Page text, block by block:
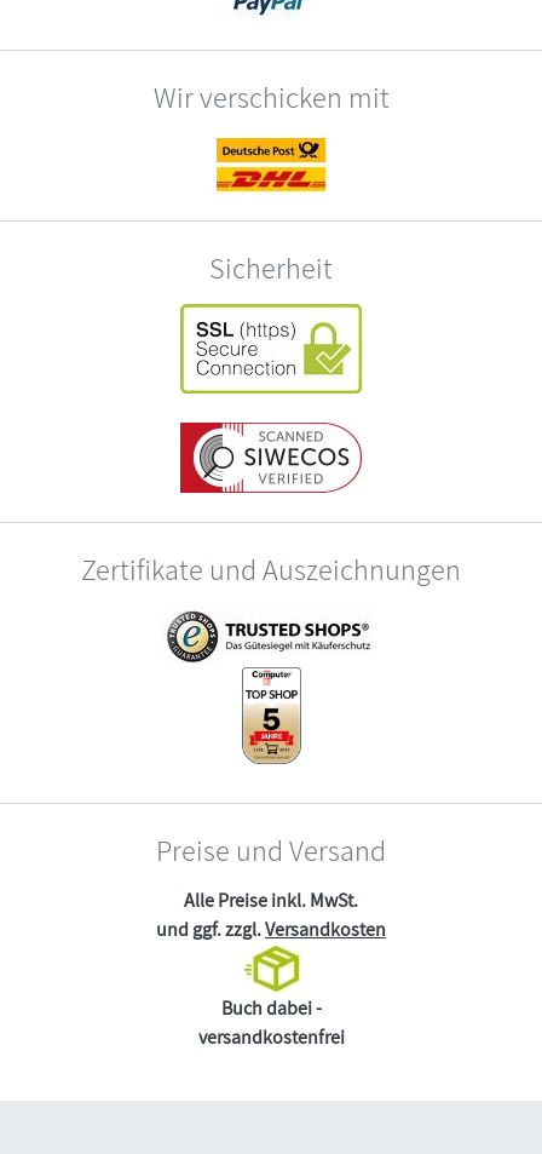
Wir verschicken mit
Sicherheit
Zertifikate und Auszeichnungen
Preise und Versand
Alle Preise inkl. MwSt.
und ggf. zzgl.Versandkosten
Buch dabei -
versandkostenfrei